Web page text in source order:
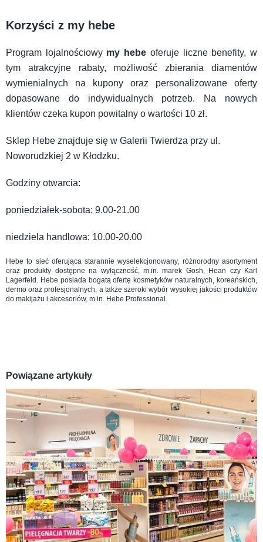
Korzyści z my hebe
Program lojalnościowy my hebe oferuje liczne benefity, w
tym atrakcyjne rabaty, możliwość zbierania diamentów
wymienialnych na kupony oraz personalizowane oferty
dopasowane do indywidualnych potrzeb. Na nowych
klientów czeka kupon powitalny o wartości 10 zł.
Sklep Hebe znajduje się w Galerii Twierdza przy ul.
Noworudzkiej 2 w Kłodzku.
Godziny otwarcia:
poniedziałek-sobota: 9.00-21.00
niedziela handlowa: 10.00-20.00
Hebe to sieć oferująca starannie wyselekcjonowany, różnorodny asortyment
oraz produkty dostępne na wyłączność, m.in. marek Gosh, Hean czy Karl
Lagerfeld. Hebe posiada bogatą ofertę kosmetyków naturalnych, koreańskich,
dermo oraz profesjonalnych, a także szeroki wybór wysokiej jakości produktów
do makijażu i akcesoriów, m.in. Hebe Professional.
Powiązane artykuły